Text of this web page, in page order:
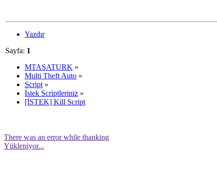
Yazdır
Sayfa: 1
MTASATURK »
Multi Theft Auto »
Script »
İstek Scriptleriniz »
[İSTEK] Kill Script
There was an error while thanking
Yükleniyor...